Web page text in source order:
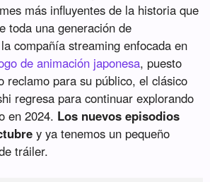
más influyentes de la historia que
toda una generación de
compañía streaming enfocada en
de animación japonesa, puesto
reclamo para su público, el clásico
regresa para continuar explorando
en 2024. Los nuevos episodios
y ya tenemos un pequeño
tráiler.